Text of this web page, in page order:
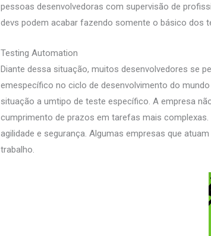
pessoas desenvolvedoras com supervisão de
devs podem acabar fazendo somente o básico dos
Testing Automation
Diante dessa situação, muitos desenvolvedores se
emespecífico no ciclo de desenvolvimento do
situação a umtipo de teste específico. A empresa
cumprimento de prazos em tarefas mais
agilidade e segurança. Algumas empresas que
trabalho.